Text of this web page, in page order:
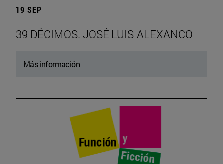
19 SEP
39 DÉCIMOS. JOSÉ LUIS ALEXANCO
Más información